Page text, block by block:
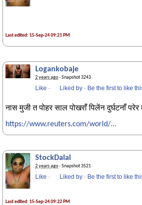
Last edited: 15-Sep-24 09:21 PM
Logankobaje
2 years ago· Snapshot 3243
Like · Liked by · Be the first to like
नास मुजी त पोहर साल पोखराँ पिलेंन दुर्घटनाँ परेर
https://www.reuters.com/world/...
StockDalal
2 years ago· Snapshot 3521
Like · Liked by · Be the first to like
Last edited: 15-Sep-24 09:22 PM